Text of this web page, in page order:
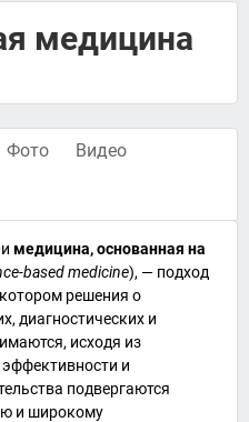
медицина
Фото Видео
медицина, основанная на
based medicine), — подход
решения о
, диагностических и
исходя из
и
подвергаются
и широкому